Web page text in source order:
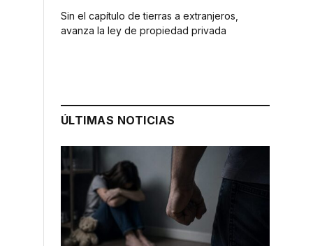
Sin el capítulo de tierras a extranjeros,
avanza la ley de propiedad privada
ÚLTIMAS NOTICIAS